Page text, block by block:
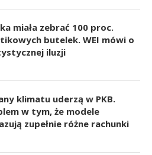
miała zebrać 100 proc.
butelek. WEI mówi o
iluzji
klimatu uderzą w PKB.
w tym, że modele
zupełnie różne rachunki